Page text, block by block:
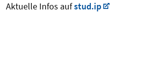
Aktuelle Infos aufstud.ip